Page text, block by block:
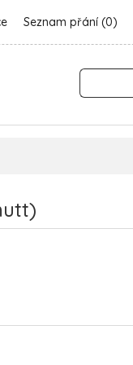
Seznam přání (0)